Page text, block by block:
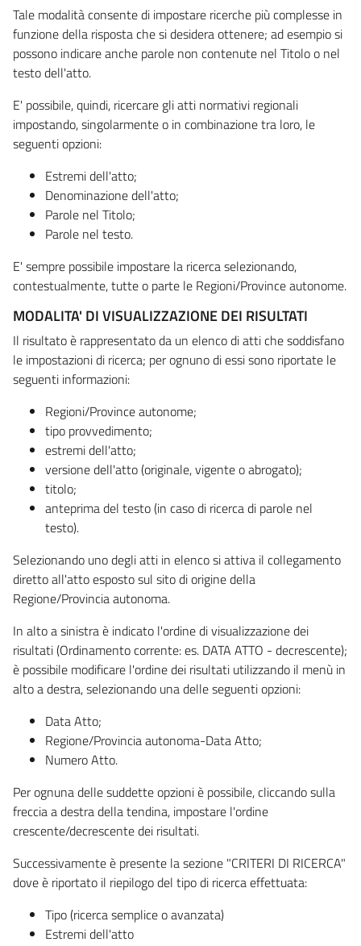
Tale modalità consente di impostare ricerche più complesse in
funzione della risposta che si desidera ottenere; ad esempio si
possono indicare anche parole non contenute nel Titolo o nel
testo dell'atto.
E' possibile, quindi, ricercare gli atti normativi regionali
impostando, singolarmente o in combinazione tra loro, le
seguenti opzioni:
Estremi dell'atto;
Denominazione dell'atto;
Parole nel Titolo;
Parole nel testo.
E' sempre possibile impostare la ricerca selezionando,
contestualmente, tutte o parte le Regioni/Province autonome.
MODALITA' DI VISUALIZZAZIONE DEI RISULTATI
Il risultato è rappresentato da un elenco di atti che soddisfano
le impostazioni di ricerca; per ognuno di essi sono riportate le
seguenti informazioni:
Regioni/Province autonome;
tipo provvedimento;
estremi dell'atto;
versione dell'atto (originale, vigente o abrogato);
titolo;
anteprima del testo (in caso di ricerca di parole nel
testo).
Selezionando uno degli atti in elenco si attiva il collegamento
diretto all'atto esposto sul sito di origine della
Regione/Provincia autonoma.
In alto a sinistra è indicato l'ordine di visualizzazione dei
risultati (Ordinamento corrente: es. DATA ATTO - decrescente);
è possibile modificare l'ordine dei risultati utilizzando il menù in
alto a destra, selezionando una delle seguenti opzioni:
Data Atto;
Regione/Provincia autonoma-Data Atto;
Numero Atto.
Per ognuna delle suddette opzioni è possibile, cliccando sulla
freccia a destra della tendina, impostare l'ordine
crescente/decrescente dei risultati.
Successivamente è presente la sezione "CRITERI DI RICERCA"
dove è riportato il riepilogo del tipo di ricerca effettuata:
Tipo (ricerca semplice o avanzata)
Estremi dell'atto